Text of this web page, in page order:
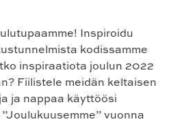
Inspiroidu
kodissamme
inspiraatiota joulun 2022
Fiilistele meidän keltaisen
ja nappaa käyttöösi
vuonna